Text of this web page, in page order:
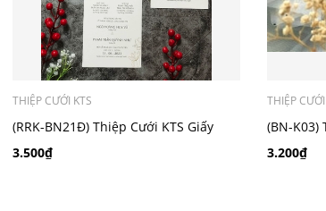
THIỆP CƯỚI KTS
(RRK-BN21Đ) Thiệp Cưới KTS Giấy
Ford 200 - Màu Đỏ
3.500₫
THIỆP
(BN-
chibi áo
3.200₫